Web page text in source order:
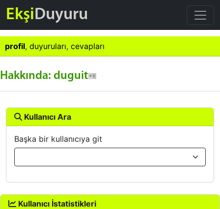
EkşiDuyuru
profil, duyuruları, cevapları
Hakkında: duguit
Kullanıcı Ara
Başka bir kullanıcıya git
Kullanıcı İstatistikleri